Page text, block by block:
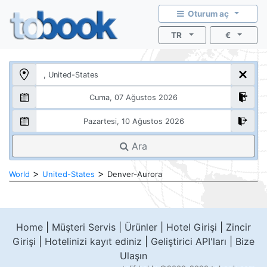
Oturum aç
TR €
Ara
World > United-States > Denver-Aurora
Home Müşteri Servis Ürünler Hotel Girişi
Zincir
Girişi
Hotelinizi kayıt ediniz Geliştirici API'ları
Bize
Ulaşın